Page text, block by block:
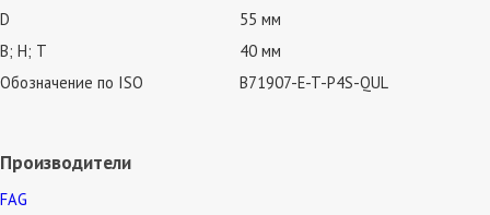
D
55 мм
В; Н; Т
40 мм
Обозначение по ISO
B71907-E-T-P4S-QUL
Производители
FAG